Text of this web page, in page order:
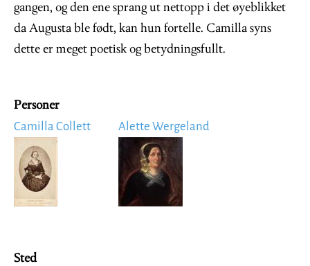
gangen, og den ene sprang ut nettopp i det øyeblikket
da Augusta ble født, kan hun fortelle. Camilla syns
dette er meget poetisk og betydningsfullt.
Personer
Camilla Collett
Image
Alette Wergeland
Image
Sted